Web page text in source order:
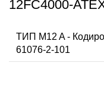
12FC4000-
ТИП M12 A -
61076-2-101